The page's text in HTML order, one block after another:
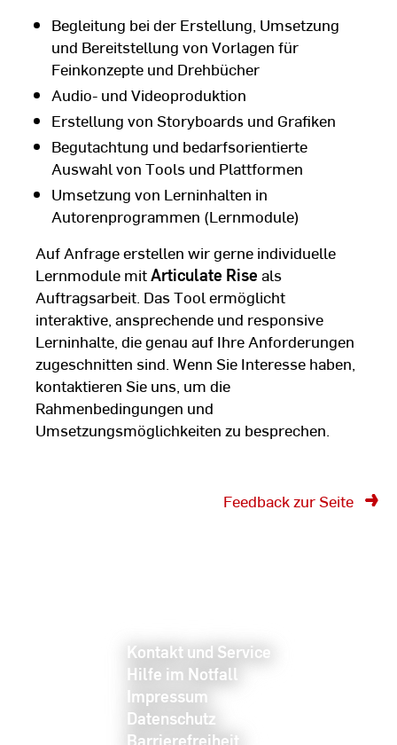
Begleitung bei der Erstellung, Umsetzung
und Bereitstellung von Vorlagen für
Feinkonzepte und Drehbücher
Audio- und Videoproduktion
Erstellung von Storyboards und Grafiken
Begutachtung und bedarfsorientierte
Auswahl von Tools und Plattformen
Umsetzung von Lerninhalten in
Autorenprogrammen (Lernmodule)
Auf Anfrage erstellen wir gerne individuelle
Lernmodule mitArticulate Rise als
Auftragsarbeit. Das Tool ermöglicht
interaktive, ansprechende und responsive
Lerninhalte, die genau auf Ihre Anforderungen
zugeschnitten sind. Wenn Sie Interesse haben,
kontaktieren Sie uns, um die
Rahmenbedingungen und
Umsetzungsmöglichkeiten zu besprechen.
Feedback zur Seite
Kontakt und Service
Hilfe im Notfall
Impressum
Datenschutz
Barrierefreiheit